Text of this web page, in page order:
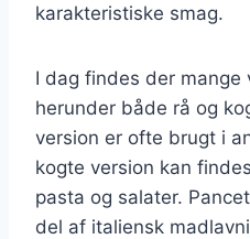
karakteristiske smag.
I dag findes der mange
herunder både rå og
version er ofte brugt i
kogte version kan
pasta og salater.
del af italiensk